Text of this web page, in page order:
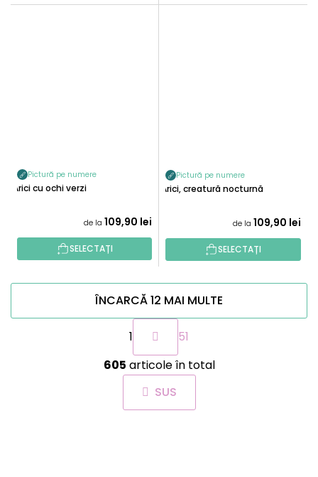
Pictură pe numere
Arici cu ochi verzi
de la 109,90 lei
SELECTAȚI
Pictură pe numere
Arici, creatură nocturnă
de la 109,90 lei
SELECTAȚI
C
o
n
t
r
ÎNCARCĂ 12 MAI MULTE
P
g
i
n
a
r
1
51
605 articole în total
SUS